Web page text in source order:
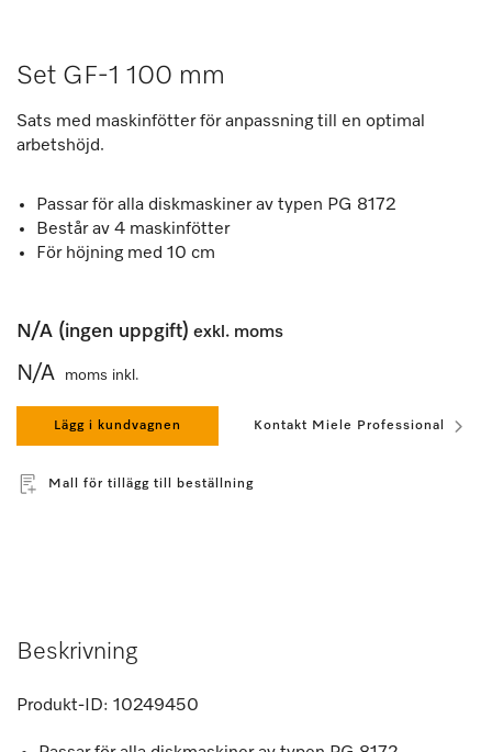
Set GF-1 100 mm
Sats med maskinfötter för anpassning till en optimal
arbetshöjd.
Passar för alla diskmaskiner av typen PG 8172
Består av 4 maskinfötter
För höjning med 10 cm
N/A (ingen uppgift) exkl. moms
N/A moms inkl.
Lägg i kundvagnen Kontakt Miele Professional
Mall för tillägg till beställning
Beskrivning
Produkt-ID: 10249450